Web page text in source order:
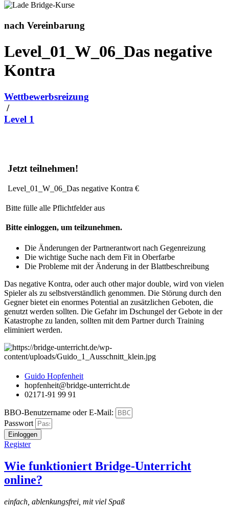
nach Vereinbarung
Level_01_W_06_Das negative
Kontra
Wettbewerbsreizung
/
Level 1
Jetzt teilnehmen!
Level_01_W_06_Das negative Kontra €
Bitte fülle alle Pflichtfelder aus
Bitte einloggen, um teilzunehmen.
Die Änderungen der Partnerantwort nach Gegenreizung
Die wichtige Suche nach dem Fit in Oberfarbe
Die Probleme mit der Änderung in der Blattbeschreibung
Das negative Kontra, oder auch other major double, wird von vielen
Spieler als zu selbstverständlich genommen. Die Störung durch den
Gegner bietet ein enormes Potential an zusätzlichen Geboten, die
genutzt werden sollten. Die Gefahr im Dschungel der Gebote in der
Katastrophe zu landen, sollten mit dem Partner durch Training
eliminiert werden.
Guido Hopfenheit
hopfenheit@bridge-unterricht.de
02171-91 99 91
BBO-Benutzername oder E-Mail:
Passwort
Einloggen
Register
Wie funktioniert Bridge-Unterricht
online?
einfach, ablenkungsfrei, mit viel Spaß